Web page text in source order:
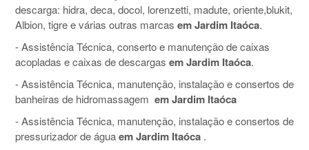
descarga: hidra, deca, docol, lorenzetti, madute, oriente,blukit,
Albion, tigre e várias outras marcas em Jardim Itaóca.
- Assistência Técnica, conserto e manutenção de caixas
acopladas e caixas de descargas em Jardim Itaóca.
- Assistência Técnica, manutenção, instalação e consertos de
banheiras de hidromassagem em Jardim Itaóca
- Assistência Técnica, manutenção, instalação e consertos de
pressurizador de águaem Jardim Itaóca .